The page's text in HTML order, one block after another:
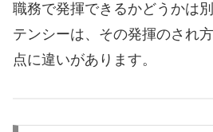
職務で発揮できるかどうかは
テンシーは、その発揮のされ
点に違いがあります。